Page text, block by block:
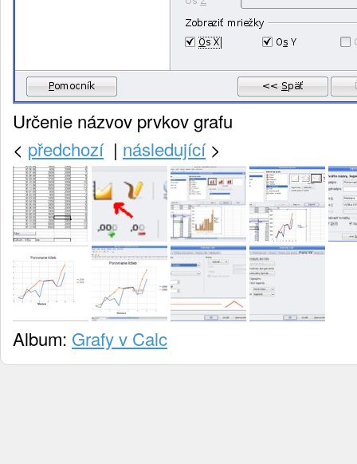
Určenie názvov prvkov grafu
< předchozí| následující>
Album: Grafy v Calc